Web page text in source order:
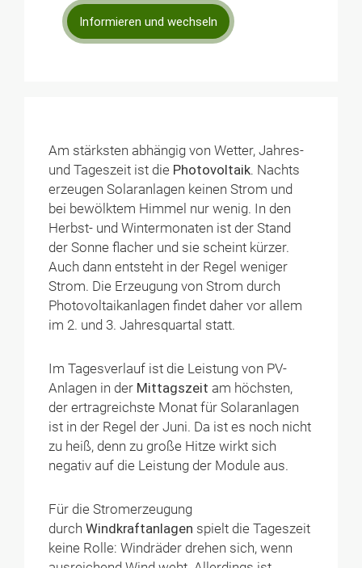
Informieren und wechseln
Am stärksten abhängig von Wetter, Jahres-
und Tageszeit ist die Photovoltaik. Nachts
erzeugen Solaranlagen keinen Strom und
bei bewölktem Himmel nur wenig. In den
Herbst- und Wintermonaten ist der Stand
der Sonne flacher und sie scheint kürzer.
Auch dann entsteht in der Regel weniger
Strom. Die Erzeugung von Strom durch
Photovoltaikanlagen findet daher vor allem
im 2. und 3. Jahresquartal statt.
Im Tagesverlauf ist die Leistung von PV-
Anlagen in der Mittagszeit am höchsten,
der ertragreichste Monat für Solaranlagen
ist in der Regel der Juni. Da ist es noch nicht
zu heiß, denn zu große Hitze wirkt sich
negativ auf die Leistung der Module aus.
Für die Stromerzeugung
durchWindkraftanlagen spielt die Tageszeit
keine Rolle: Windräder drehen sich, wenn